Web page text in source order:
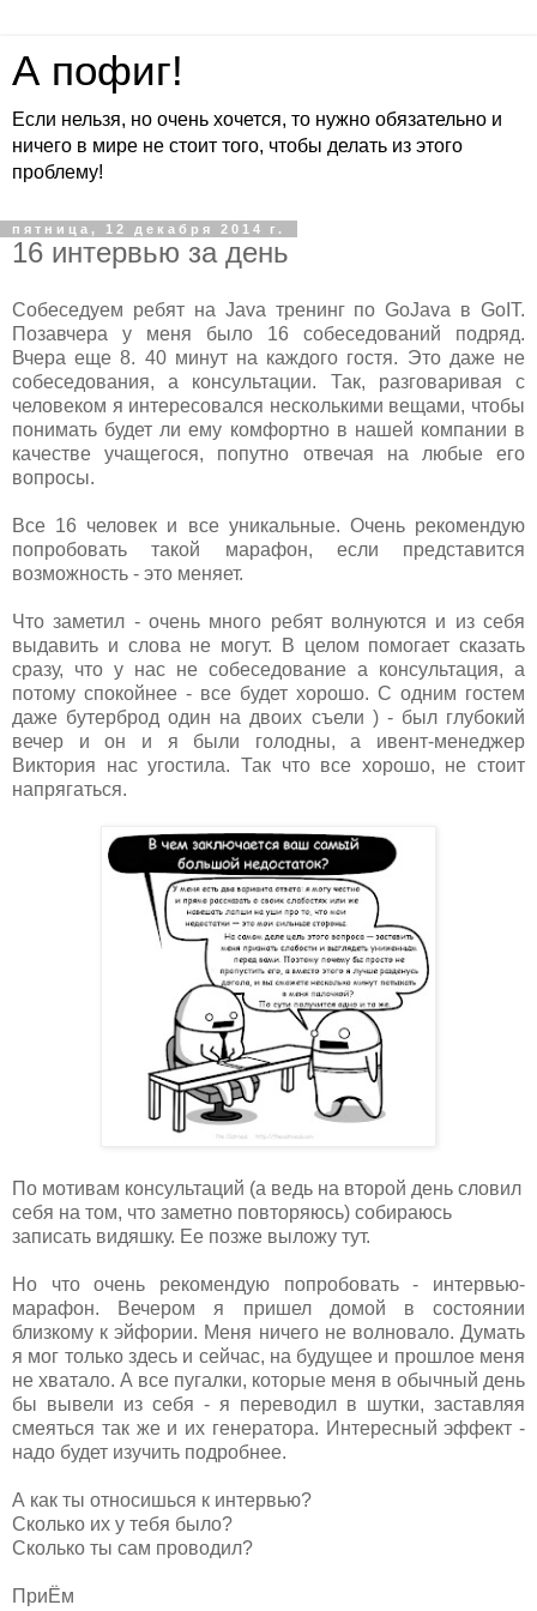
А пофиг!
Если нельзя, но очень хочется, то нужно обязательно и
ничего в мире не стоит того, чтобы делать из этого
проблему!
пятница, 12 декабря 2014 г.
16 интервью за день
Собеседуем ребят на Java тренинг по GoJava в GoIT.
Позавчера у меня было 16 собеседований подряд.
Вчера еще 8. 40 минут на каждого гостя. Это даже не
собеседования, а консультации. Так, разговаривая с
человеком я интересовался несколькими вещами, чтобы
понимать будет ли ему комфортно в нашей компании в
качестве учащегося, попутно отвечая на любые его
вопросы.
Все 16 человек и все уникальные. Очень рекомендую
попробовать такой марафон, если представится
возможность - это меняет.
Что заметил - очень много ребят волнуются и из себя
выдавить и слова не могут. В целом помогает сказать
сразу, что у нас не собеседование а консультация, а
потому спокойнее - все будет хорошо. С одним гостем
даже бутерброд один на двоих съели ) - был глубокий
вечер и он и я были голодны, а ивент-менеджер
Виктория нас угостила. Так что все хорошо, не стоит
напрягаться.
По мотивам консультаций (а ведь на второй день словил
себя на том, что заметно повторяюсь) собираюсь
записать видяшку. Ее позже выложу тут.
Но что очень рекомендую попробовать - интервью-
марафон. Вечером я пришел домой в состоянии
близкому к эйфории. Меня ничего не волновало. Думать
я мог только здесь и сейчас, на будущее и прошлое меня
не хватало. А все пугалки, которые меня в обычный день
бы вывели из себя - я переводил в шутки, заставляя
смеяться так же и их генератора. Интересный эффект -
надо будет изучить подробнее.
А как ты относишься к интервью?
Сколько их у тебя было?
Сколько ты сам проводил?
ПриЁм